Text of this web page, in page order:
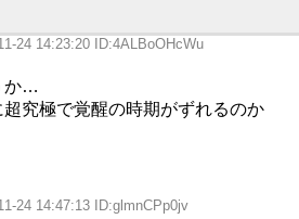
24 14:23:20 ID:4ALBoOHcWu
か…
究極で覚醒の時期がずれるのか
24 14:47:13 ID:glmnCPp0jv